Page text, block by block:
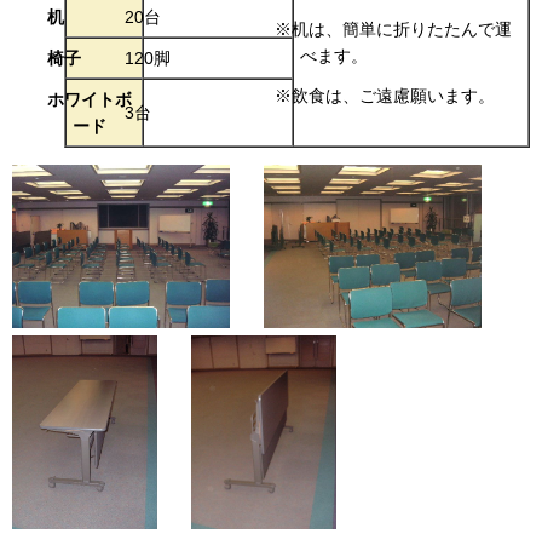
※机は、簡単に折りたたんで運
べます。
※飲食は、ご遠慮願います。
机 20台
椅子 120脚
ホワイトボ
ード
3台